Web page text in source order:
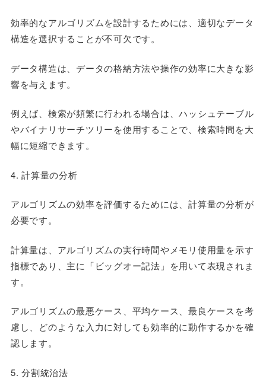
効率的なアルゴリズムを設計するためには、適切なデータ
構造を選択することが不可欠です。
データ構造は、データの格納方法や操作の効率に大きな影
響を与えます。
例えば、検索が頻繁に行われる場合は、ハッシュテーブル
やバイナリサーチツリーを使用することで、検索時間を大
幅に短縮できます。
4. 計算量の分析
アルゴリズムの効率を評価するためには、計算量の分析が
必要です。
計算量は、アルゴリズムの実行時間やメモリ使用量を示す
指標であり、主に「ビッグオー記法」を用いて表現されま
す。
アルゴリズムの最悪ケース、平均ケース、最良ケースを考
慮し、どのような入力に対しても効率的に動作するかを確
認します。
5. 分割統治法